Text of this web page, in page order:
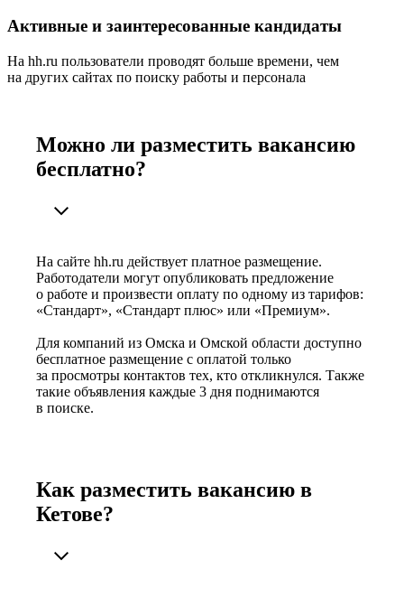
Активные и заинтересованные кандидаты
На hh.ru пользователи проводят больше времени, чем
на других сайтах по поиску работы и персонала
Можно ли разместить вакансию
бесплатно?
На сайте hh.ru действует платное размещение.
Работодатели могут опубликовать предложение
о работе и произвести оплату по одному из тарифов:
«Стандарт», «Стандарт плюс» или «Премиум».
Для компаний из Омска и Омской области доступно
бесплатное размещение с оплатой только
за просмотры контактов тех, кто откликнулся. Также
такие объявления каждые 3 дня поднимаются
в поиске.
Как разместить вакансию в
Кетове?